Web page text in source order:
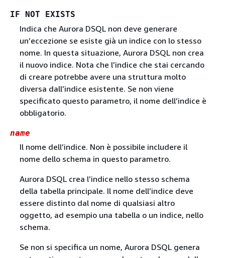
IF NOT EXISTS
Indica che Aurora DSQL non deve generare
un’eccezione se esiste già un indice con lo stesso
nome. In questa situazione, Aurora DSQL non crea
il nuovo indice. Nota che l’indice che stai cercando
di creare potrebbe avere una struttura molto
diversa dall’indice esistente. Se non viene
specificato questo parametro, il nome dell’indice è
obbligatorio.
name
Il nome dell’indice. Non è possibile includere il
nome dello schema in questo parametro.
Aurora DSQL crea l’indice nello stesso schema
della tabella principale. Il nome dell’indice deve
essere distinto dal nome di qualsiasi altro
oggetto, ad esempio una tabella o un indice, nello
schema.
Se non si specifica un nome, Aurora DSQL genera